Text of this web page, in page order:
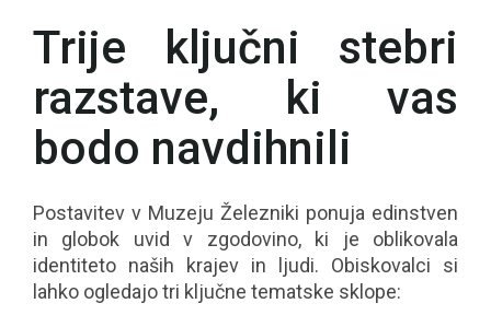
Trije ključni stebri
razstave, ki vas
bodo navdihnili
Postavitev v Muzeju Železniki ponuja edinstven
in globok uvid v zgodovino, ki je oblikovala
identiteto naših krajev in ljudi. Obiskovalci si
lahko ogledajo tri ključne tematske sklope: